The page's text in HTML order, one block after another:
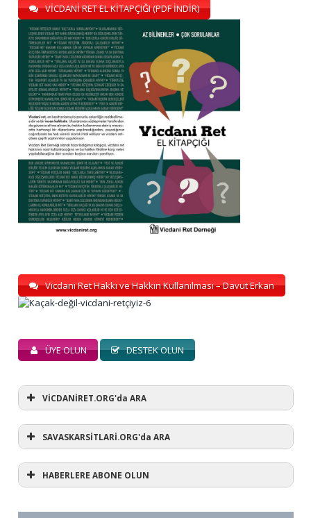
VİCDANİ RET EL KİTAPÇIĞI (PDF İNDİR)
Vicdani Ret Hakkı ve Hakkın Kullanılması – Davut Erkan
ÜYE OLUN DESTEK OLUN
VİCDANİRET.ORG'da ARA
SAVASKARSİTLARİ.ORG'da ARA
HABERLERE ABONE OLUN